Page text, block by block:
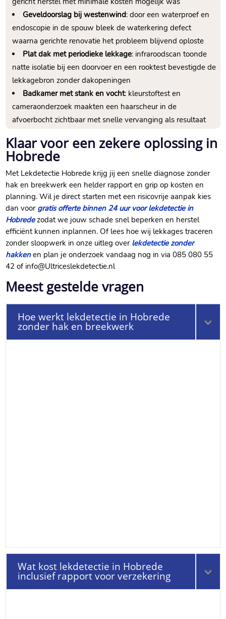
Geveldoorslag bij westenwind: door een waterproef en
endoscopie in de spouw bleek de waterkering defect
waarna gerichte renovatie het probleem blijvend oploste
Plat dak met periodieke lekkage: infraroodscan toonde
natte isolatie bij een doorvoer en een rooktest bevestigde de
lekkagebron zonder dakopeningen
Badkamer met stank en vocht: kleurstoftest en
cameraonderzoek maakten een haarscheur in de
afvoerbocht zichtbaar met snelle vervanging als resultaat
Klaar voor een zekere oplossing in
Hobrede
Met Lekdetectie Hobrede krijg jij een snelle diagnose zonder
hak en breekwerk een helder rapport en grip op kosten en
planning.​ Wil je direct starten met een risicovrije aanpak kies
dan voor gratis offerte binnen 24 uur voor lekdetectie in
Hobredezodat we jouw schade snel beperken en herstel
efficiënt kunnen inplannen.​ Of lees hoe wij lekkages traceren
zonder sloopwerk in onze uitleg over lekdetectie zonder
hakkenen plan je onderzoek vandaag nog in via 085 080 55
42 of info@Ultriceslekdetectie.​nl
Meest gestelde vragen
Hoe werkt lekdetectie in Hobrede
zonder hak en breekwerk
Wat kost lekdetectie in Hobrede
inclusief rapport voor verzekering